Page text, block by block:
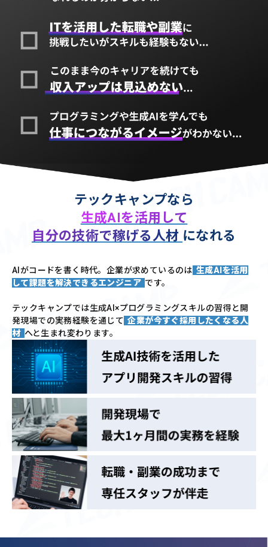
テックキャンプなら
生成AIを活用して
自分の技術で稼げる人材 になれる
AIがコードを書く時代。企業が求めているのは 生成AIを活用
して課題を解決できるエンジニア です。
テックキャンプでは生成AI×プログラミングスキルの習得と開
発現場での実務経験を通じて 企業が今すぐ採用したくなる人
材 へと生まれ変わります。